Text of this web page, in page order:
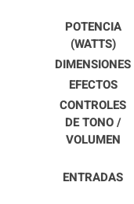
5
POTENCIA
(WATTS)
DIMENSIONES
EFECTOS
CONTROLES
DE TONO /
VOLUMEN
ENTRADAS